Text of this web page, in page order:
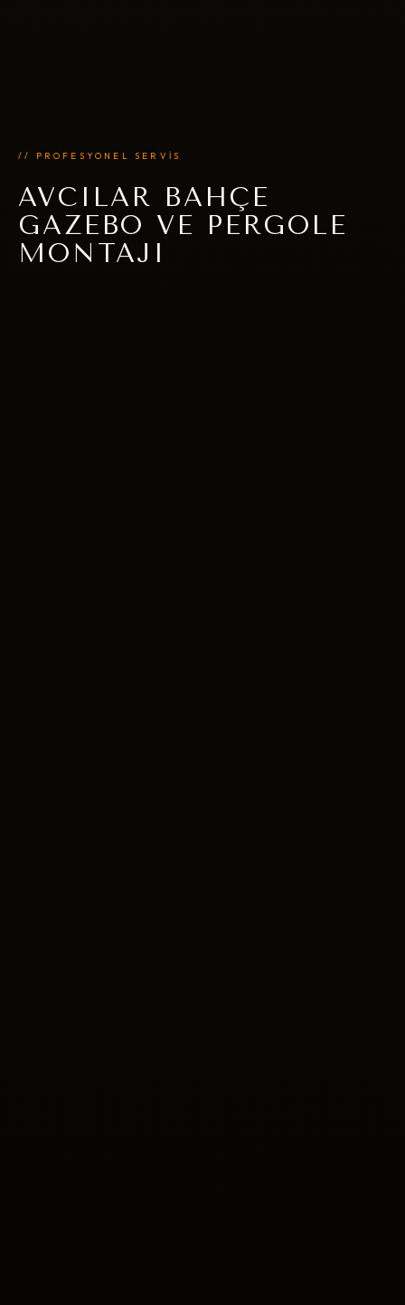
// PROFESYONEL SERVİS
AVCILAR BAHÇE
GAZEBO VE PERGOLE
MONTAJI